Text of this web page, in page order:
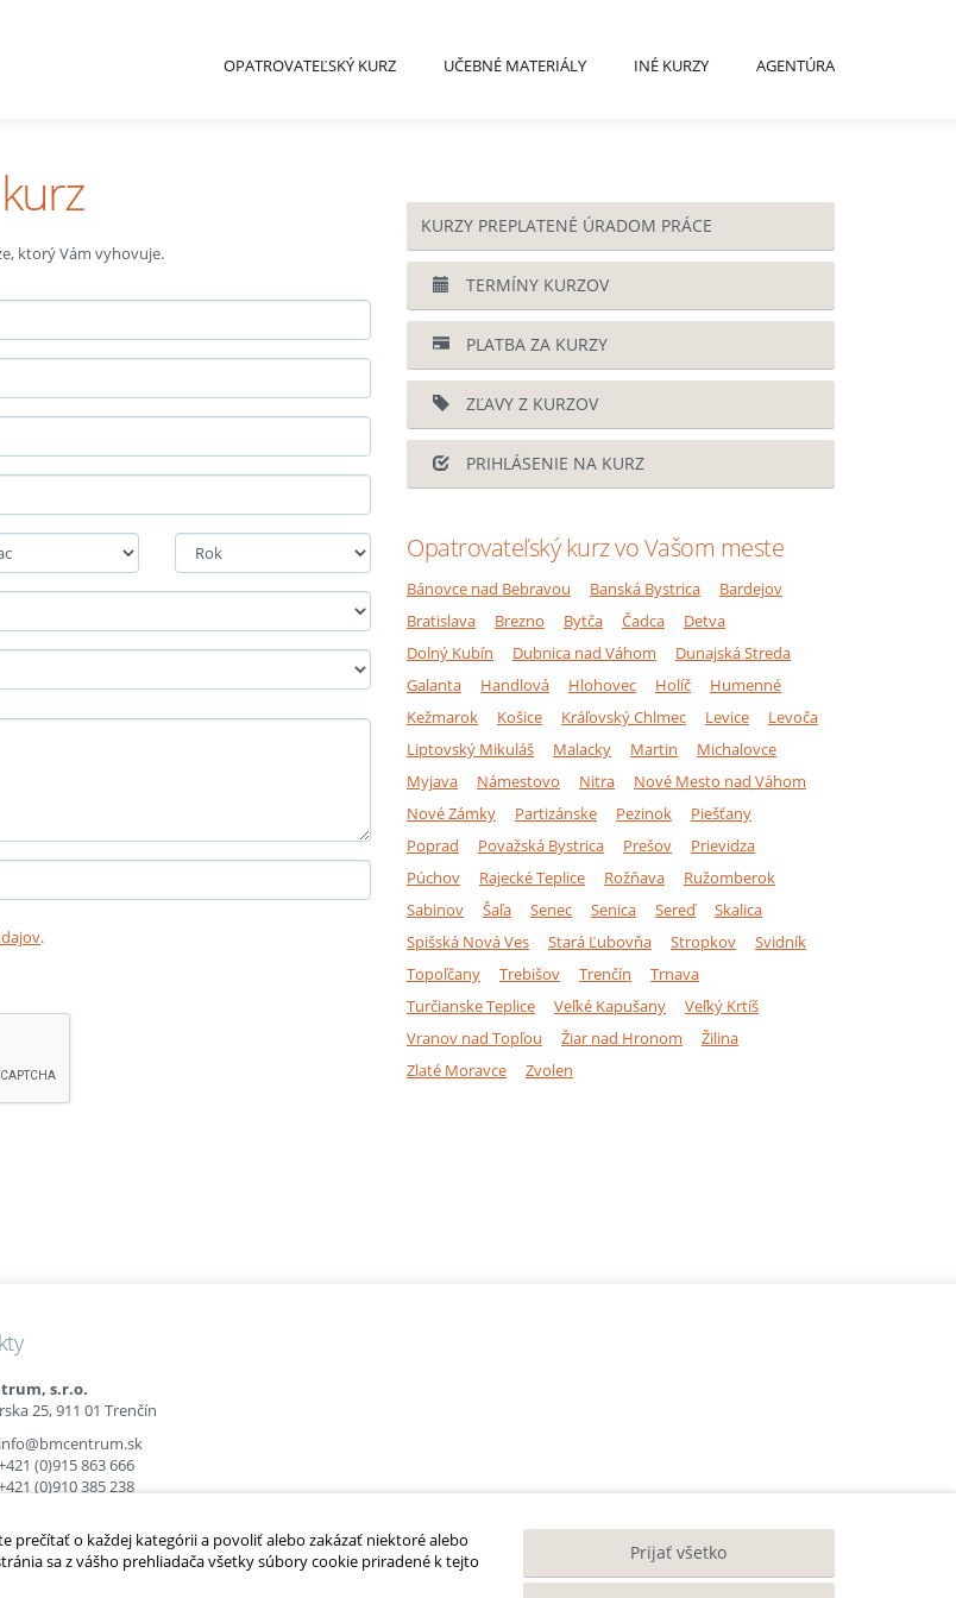
OPATROVATEĽSKÝ KURZ UČEBNÉ MATERIÁLY INÉ KURZY AGENTÚRA
ktorý Vám vyhovuje.
.
KURZY PREPLATENÉ ÚRADOM PRÁCE
TERMÍNY KURZOV
PLATBA ZA KURZY
ZĽAVY Z KURZOV
PRIHLÁSENIE NA KURZ
Opatrovateľský kurz vo Vašom meste
Bánovce nad Bebravou Banská Bystrica
Bardejov
Bratislava
Brezno Bytča Čadca
Detva
Dolný Kubín
Dubnica nad Váhom
Dunajská Streda
Galanta
Handlová Hlohovec Holíč
Humenné
Kežmarok
Košice Kráľovský Chlmec Levice
Levoča
Liptovský Mikuláš
Malacky Martin
Michalovce
Myjava
Námestovo Nitra
Nové Mesto nad Váhom
Nové Zámky
Partizánske Pezinok
Piešťany
Poprad
Považská Bystrica Prešov
Prievidza
Púchov
Rajecké Teplice Rožňava
Ružomberok
Sabinov
Šaľa Senec Senica Sereď
Skalica
Spišská Nová Ves
Stará Ľubovňa Stropkov
Svidník
Topoľčany
Trebišov Trenčín
Trnava
Turčianske Teplice
Veľké Kapušany
Veľký Krtíš
Vranov nad Topľou
Žiar nad Hronom
Žilina
Zlaté Moravce
Zvolen
s.r.o.
25, 911 01 Trenčín
info@bmcentrum.sk
(0)915 863 666
(0)910 385 238
prečítať o každej kategórii a povoliť alebo zakázať niektoré alebo
sa z vášho prehliadača všetky súbory cookie priradené k tejto
Prijať všetko